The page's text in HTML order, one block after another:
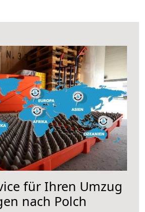
für Ihren Umzug
nach Polch